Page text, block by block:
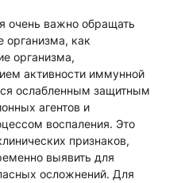
очень важно обращать
организма, как
организма,
активности иммунной
ослабленным защитным
агентов и
воспаления. Это
признаков,
выявить для
осложнений. Для